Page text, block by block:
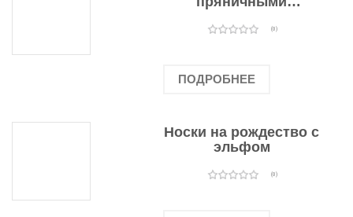
(0)
ПОДРОБНЕЕ
Носки на рождество с
эльфом
(0)